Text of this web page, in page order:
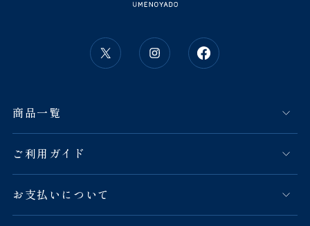
商品一覧
ご利用ガイド
お支払いについて